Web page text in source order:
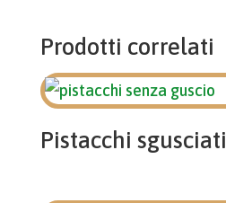
Prodotti correlati
Pistacchi sgusciati